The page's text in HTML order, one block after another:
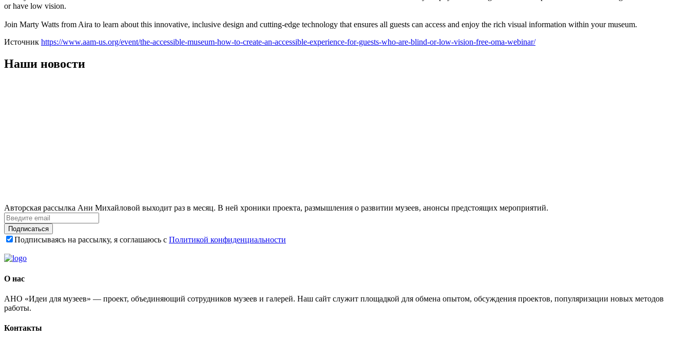
or have low vision.
Join Marty Watts from Aira to learn about this innovative, inclusive design and cutting-edge technology that ensures all guests can access and enjoy the rich visual information within your museum.
Источник https://www.aam-us.org/event/the-accessible-museum-how-to-create-an-accessible-experience-for-guests-who-are-blind-or-low-vision-free-oma-webinar/
Наши новости
Авторская рассылка Ани Михайловой выходит раз в месяц. В ней хроники проекта, размышления о развитии музеев, анонсы предстоящих мероприятий.
Подписаться
Подписываясь на рассылку, я соглашаюсь с Политикой конфиденциальности
О нас
АНО «Идеи для музеев» — проект, объединяющий сотрудников музеев и галерей. Наш сайт служит площадкой для обмена опытом, обсуждения проектов, популяризации новых методов
работы.
Контакты